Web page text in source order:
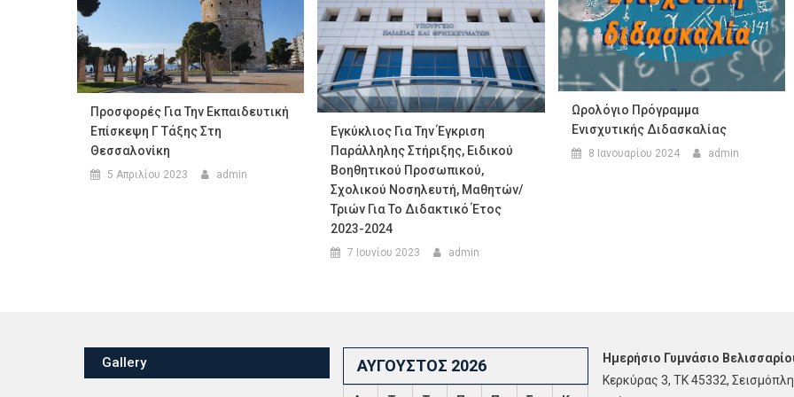
Προσφορές Για Την Εκπαιδευτική
Επίσκεψη Γ Τάξης Στη
Θεσσαλονίκη
5 Απριλίου 2023 admin
Εγκύκλιος Για Την Έγκριση
Παράλληλης Στήριξης, Ειδικού
Βοηθητικού Προσωπικού,
Σχολικού Νοσηλευτή, Μαθητών/
Τριών Για Το Διδακτικό Έτος
2023-2024
7 Ιουνίου 2023 admin
Ωρολόγιο Πρόγραμμα
Ενισχυτικής Διδασκαλίας
8 Ιανουαρίου 2024 admin
Gallery ΑΎΓΟΥΣΤΟΣ 2026
Ημερήσιο Γυμνάσιο
Κερκύρας 3, ΤΚ 45332,